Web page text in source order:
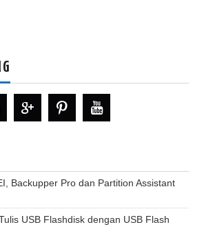
Backupper Pro dan Partition Assistant
USB Flashdisk dengan USB Flash